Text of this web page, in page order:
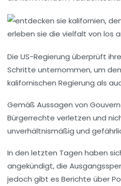
Die US-Regierung überprüft
Schritte unternommen, um den
kalifornischen Regierung als
Gemäß Aussagen von
Bürgerrechte verletzen und
unverhältnismäßig und
In den letzten Tagen haben
angekündigt, die
jedoch gibt es Berichte über